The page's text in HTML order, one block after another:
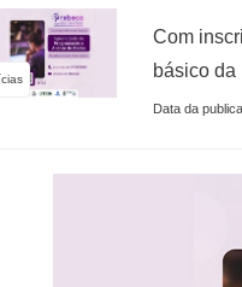
Com
básico da
Data da